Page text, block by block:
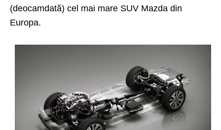
(deocamdată) cel mai mare SUV Mazda din
Europa.